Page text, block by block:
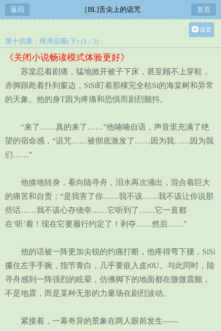
返回 ［BL]舌尖上的诅咒 首页
设置
中
小
第十四章：终局启幕(下) (1 / 3)
《关闭小说畅读模式体验更好》
苏棠忍着剧痛，猛地掀开被子下床，甚至顾不上穿鞋，
赤脚踉跄着扑到窗边，SiSi盯着那棵完全枯Si的海棠树和异常
的天象。他的身T因为疼痛和恐惧而剧烈颤抖。
“来了……真的来了……”他喃喃自语，声音里充满了绝
望的宿命感，“诅咒……被彻底激发了……因为我……因为我
们……”
他倏地转身，看向陆寻舟，泪水再次涌出，混合着巨大
的痛苦和自责：“是我害了你……我不该……我不该让你说那
些话……我不该心存侥幸……它听到了……它一直都
在‘听’着！现在它要履行约定了！剥夺……然后……”
他的话被一阵更加尖锐的灼痛打断，他疼得弯下腰，SiSi
攥住左手手腕，指节青白，几乎要嵌入皮r0U。与此同时，陆
寻舟感到一阵强烈的眩晕，仿佛脚下的地面都在微微震颤，
不是地震，而是某种无形的力量场在剧烈波动。
紧接着，一幕奇异的景象在两人眼前发生——